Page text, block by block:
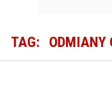
TAG: ODMIANY